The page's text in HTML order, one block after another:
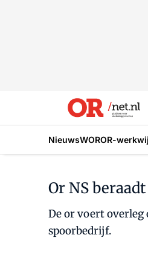
NieuwsWOROR-
Or NS
De or voert overleg
spoorbedrijf.